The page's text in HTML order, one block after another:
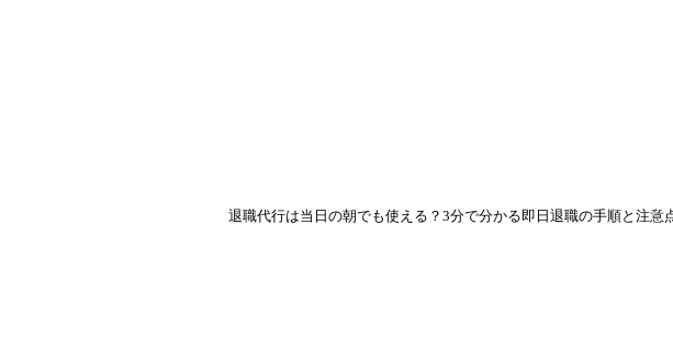
退職代行は当日の朝でも使える？3分で分かる即日退職の手順と注意